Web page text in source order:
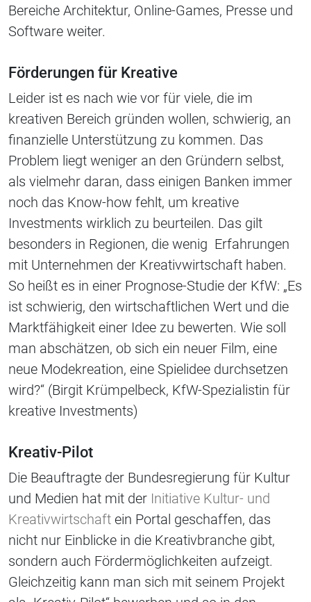
Bereiche Architektur, Online-Games, Presse und
Software weiter.
Förderungen für Kreative
Leider ist es nach wie vor für viele, die im
kreativen Bereich gründen wollen, schwierig, an
finanzielle Unterstützung zu kommen. Das
Problem liegt weniger an den Gründern selbst,
als vielmehr daran, dass einigen Banken immer
noch das Know-how fehlt, um kreative
Investments wirklich zu beurteilen. Das gilt
besonders in Regionen, die wenig Erfahrungen
mit Unternehmen der Kreativwirtschaft haben.
So heißt es in einer Prognose-Studie der KfW: „Es
ist schwierig, den wirtschaftlichen Wert und die
Marktfähigkeit einer Idee zu bewerten. Wie soll
man abschätzen, ob sich ein neuer Film, eine
neue Modekreation, eine Spielidee durchsetzen
wird?“ (Birgit Krümpelbeck, KfW-Spezialistin für
kreative Investments)
Kreativ-Pilot
Die Beauftragte der Bundesregierung für Kultur
und Medien hat mit der Initiative Kultur- und
Kreativwirtschaft ein Portal geschaffen, das
nicht nur Einblicke in die Kreativbranche gibt,
sondern auch Fördermöglichkeiten aufzeigt.
Gleichzeitig kann man sich mit seinem Projekt